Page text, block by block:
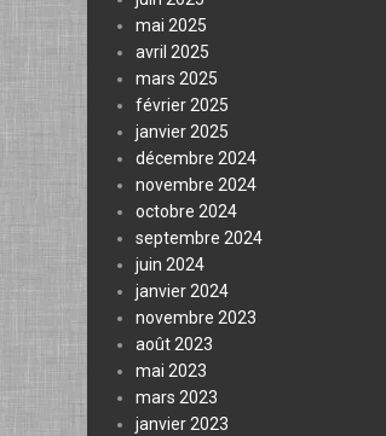
mai 2025
avril 2025
mars 2025
février 2025
janvier 2025
décembre 2024
novembre 2024
octobre 2024
septembre 2024
juin 2024
janvier 2024
novembre 2023
août 2023
mai 2023
mars 2023
janvier 2023